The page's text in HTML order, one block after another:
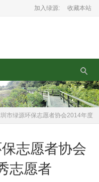
加入绿源: 收藏本站
市绿源环保志愿者协会2014年度
志愿者协会
志愿者